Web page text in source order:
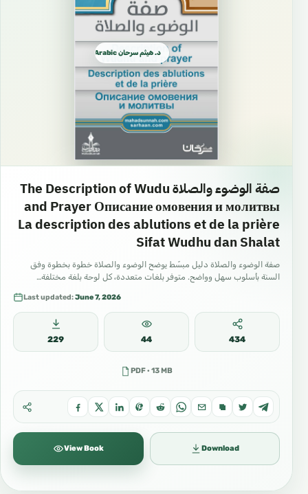
د. هيثم سرحان Arabic العربية
صفة الوضوء والصلاة The Description of Wudu
and Prayer Описание омовения и молитвы
La description des ablutions et de la prière
Sifat Wudhu dan Shalat
صفة الوضوء والصلاة دليل مبسّط يوضح الوضوء والصلاة خطوة بخطوة وفق
السنة بأسلوب سهل وواضح. متوفر بلغات متعددة، كل لوحة بلغة مختلفة…
Last updated:June 7, 2026
229 44 434
PDF · 13 MB
View Book Download